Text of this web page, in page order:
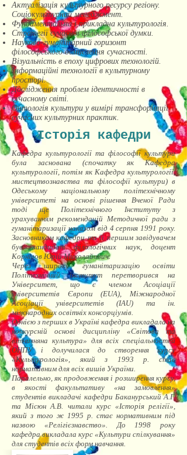
Актуалізація культурного ресурсу регіону.
Соціокультурний менеджмент.
Фундаментальна і прикладна культурологія.
Стратегії сучасної філософської думки.
Науково-гуманітарний горизонт
філософського осмислення сучасності.
Візуальність в епоху цифрових технологій.
Інформаційні технології в культурному
просторі.
Дослідження проблем ідентичності в
сучасному світі.
Онтологія культури у вимірі трансформації
сучасних культурних практик.
Історія кафедри
Кафедра культурології та філософії культури
була заснована (спочатку як Кафедра
культурології, потім як Кафедра культурології,
мистецтвознавства та філософії культури) в
Одеському національному політехнічному
університеті на основі рішення Вченої Ради
тоді ще Політехнічного Інституту з
урахуванням рекомендацій Методичної ради з
гуманітаризації наказом від 4 серпня 1991 року.
Засновником кафедри та її першим завідувачем
був кандидат філологічних наук, доцент
Корнілов Юрій Миколайович.
Через широку гуманітаризацію освіти
Політехнічний інститут перетворився на
Університет, що є членом Асоціації
університетів Європи (EUA), Міжнародної
Асоціації університетів (IAU) та ін.
міжнародних освітніх консорціумів.
Однією з перших в Україні кафедра викладала на
конкурсній основі дисципліну «Світова та
вітчизняна культура» для всіх спеціальностей
ОНПУ і долучилася до створення курсу
«Культурологія», який з 1993 р. стає
нормативним для всіх вишів України.
Паралельно, як продовження і розширення курсу,
в якості факультативу «на замовлення»
студентів викладачі кафедри Баканурський А.Г.
та Місюн А.В. читали курс «Історія релігії»,
який з того ж 1995 р. стає нормативним під
назвою «Релігієзнавство». До 1998 року
кафедра викладала курс «Культури спілкування»
для студентів всіх форм навчання.